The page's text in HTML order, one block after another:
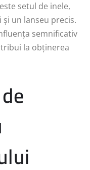
setul de inele,
un lanseu precis.
semnificativ
la obținerea